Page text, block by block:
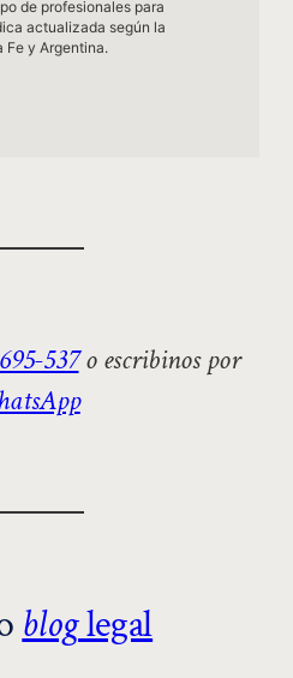
de profesionales para
actualizada según la
Fe y Argentina.
537o escribinos por
bloglegal